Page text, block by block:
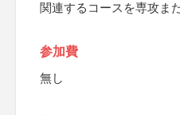
関連するコースを専攻ま
参加費
無し